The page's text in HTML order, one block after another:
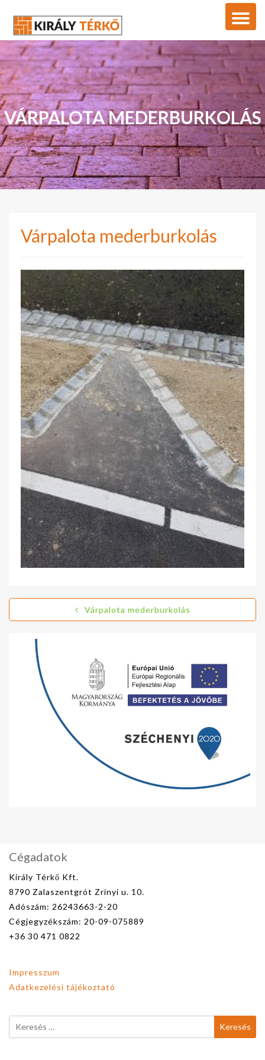
VÁRPALOTA MEDERBURKOLÁS
Várpalota mederburkolás
Várpalota mederburkolás
Cégadatok
Király Térkő Kft.
8790 Zalaszentgrót Zrínyi u. 10.
Adószám: 26243663-2-20
Cégjegyzékszám: 20-09-075889
+36 30 471 0822
Impresszum
Adatkezelési tájékoztató